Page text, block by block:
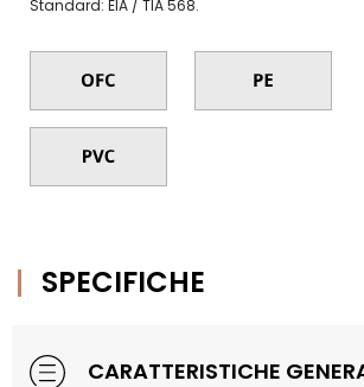
Standard: EIA / TIA 568.
SPECIFICHE
CARATTERISTICHE